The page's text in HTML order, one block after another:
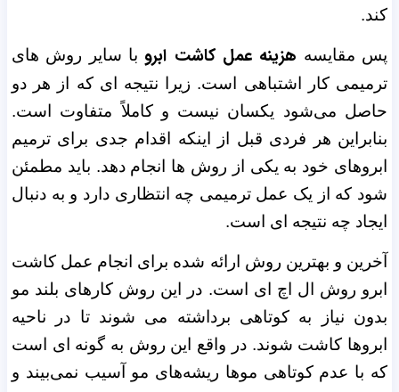
کند.
پس مقایسه هزینه عمل کاشت ابرو با سایر روش های
ترمیمی کار اشتباهی است. زیرا نتیجه ای که از هر دو
حاصل می‌شود یکسان نیست و کاملاً متفاوت است.
بنابراین هر فردی قبل از اینکه اقدام جدی برای ترمیم
ابروهای خود به یکی از روش ها انجام دهد. باید مطمئن
شود که از یک عمل ترمیمی چه انتظاری دارد و به دنبال
ایجاد چه نتیجه ای است.
آخرین و بهترین روش ارائه شده برای انجام عمل کاشت
ابرو روش ال اچ ای است. در این روش کارهای بلند مو
بدون نیاز به کوتاهی برداشته می شوند تا در ناحیه
ابروها کاشت شوند. در واقع این روش به گونه ای است
که با عدم کوتاهی موها ریشه‌های مو آسیب نمی‌بیند و